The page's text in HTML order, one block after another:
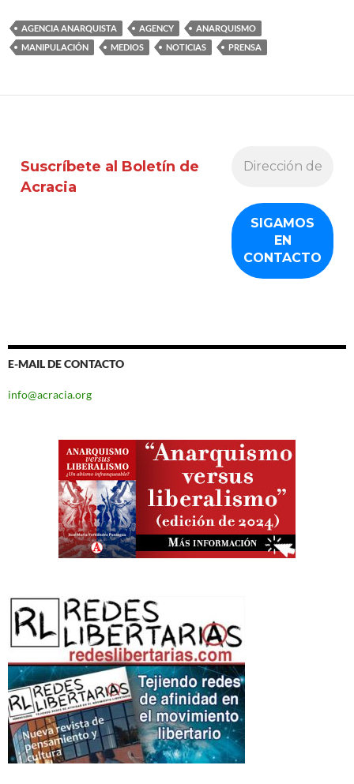
AGENCIA ANARQUISTA AGENCY
ANARQUISMO
MANIPULACIÓN
MEDIOS NOTICIAS PRENSA
Suscríbete al Boletín de
Acracia
E-MAIL DE CONTACTO
info@acracia.org